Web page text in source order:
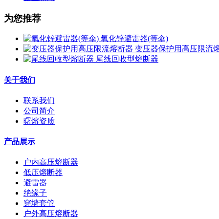
为您推荐
氧化锌避雷器(等伞)
变压器保护用高压限流
尾线回收型熔断器
关于我们
联系我们
公司简介
曙熔资质
产品展示
户内高压熔断器
低压熔断器
避雷器
绝缘子
穿墙套管
户外高压熔断器